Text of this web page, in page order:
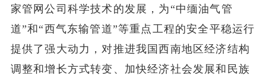
家管网公司科学技术的发展，为“中缅油气管
道”和“西气东输管道”等重点工程的安全平稳运行
提供了强大动力，对推进我国西南地区经济结构
调整和增长方式转变、加快经济社会发展和民族